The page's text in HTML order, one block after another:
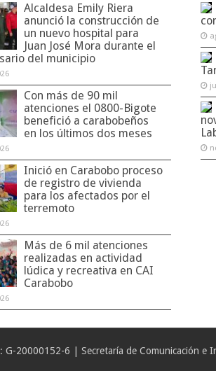
Alcaldesa Emily Riera
anunció la construcción de
un nuevo hospital para
Juan José Mora durante el
del municipio
Con más de 90 mil
atenciones el 0800-Bigote
benefició a carabobeños
en los últimos dos meses
Inició en Carabobo proceso
de registro de vivienda
para los afectados por el
terremoto
Más de 6 mil atenciones
realizadas en actividad
lúdica y recreativa en CAI
Carabobo
G-20000152-6 | Secretaría de Comunicación e